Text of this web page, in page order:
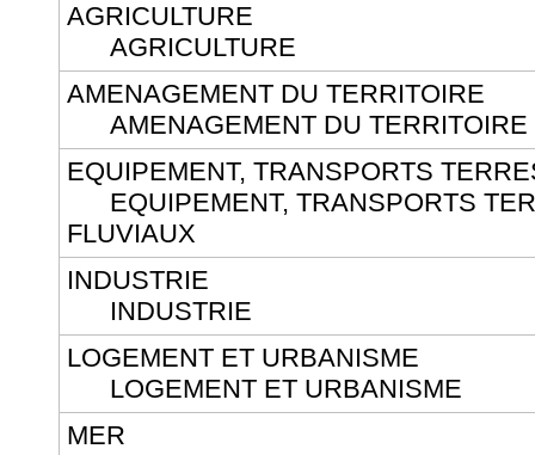
AGRICULTURE
AGRICULTURE
AMENAGEMENT DU TERRITOIRE
AMENAGEMENT DU TERRITOIRE
EQUIPEMENT, TRANSPORTS
EQUIPEMENT, TRANSPORTS
FLUVIAUX
INDUSTRIE
INDUSTRIE
LOGEMENT ET URBANISME
LOGEMENT ET URBANISME
MER